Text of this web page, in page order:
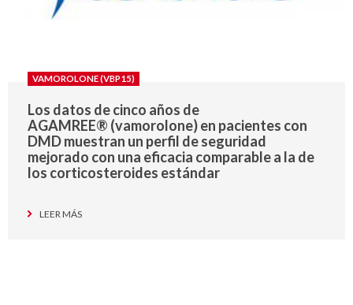
VAMOROLONE (VBP15)
Los datos de cinco años de
AGAMREE® (vamorolone) en pacientes con
DMD muestran un perfil de seguridad
mejorado con una eficacia comparable a la de
los corticosteroides estándar
LEER MÁS